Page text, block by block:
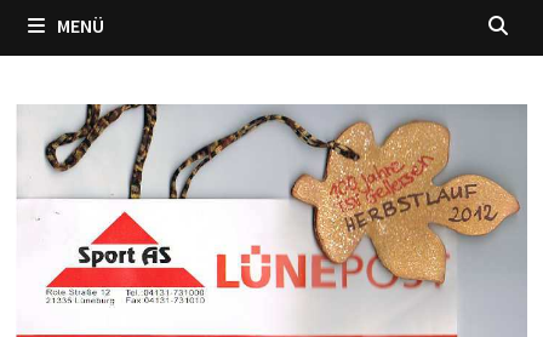
MENÜ